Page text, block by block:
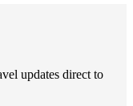
updates direct to